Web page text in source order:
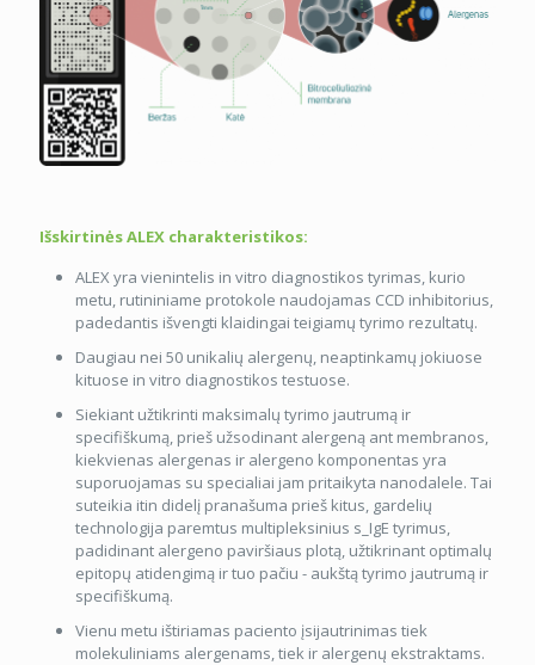
Išskirtinės ALEX charakteristikos:
ALEX yra vienintelis in vitro diagnostikos tyrimas, kurio
metu, rutininiame protokole naudojamas CCD inhibitorius,
padedantis išvengti klaidingai teigiamų tyrimo rezultatų.
Daugiau nei 50 unikalių alergenų, neaptinkamų jokiuose
kituose in vitro diagnostikos testuose.
Siekiant užtikrinti maksimalų tyrimo jautrumą ir
specifiškumą, prieš užsodinant alergeną ant membranos,
kiekvienas alergenas ir alergeno komponentas yra
suporuojamas su specialiai jam pritaikyta nanodalele. Tai
suteikia itin didelį pranašuma prieš kitus, gardelių
technologija paremtus multipleksinius s_IgE tyrimus,
padidinant alergeno paviršiaus plotą, užtikrinant optimalų
epitopų atidengimą ir tuo pačiu - aukštą tyrimo jautrumą ir
specifiškumą.
Vienu metu ištiriamas paciento įsijautrinimas tiek
molekuliniams alergenams, tiek ir alergenų ekstraktams.